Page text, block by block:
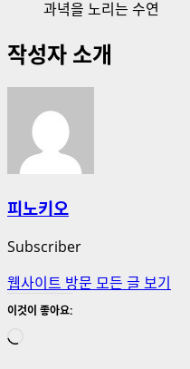
과녁을 노리는 수연
작성자 소개
피노키오
Subscriber
웹사이트 방문 모든 글 보기
이것이 좋아요: